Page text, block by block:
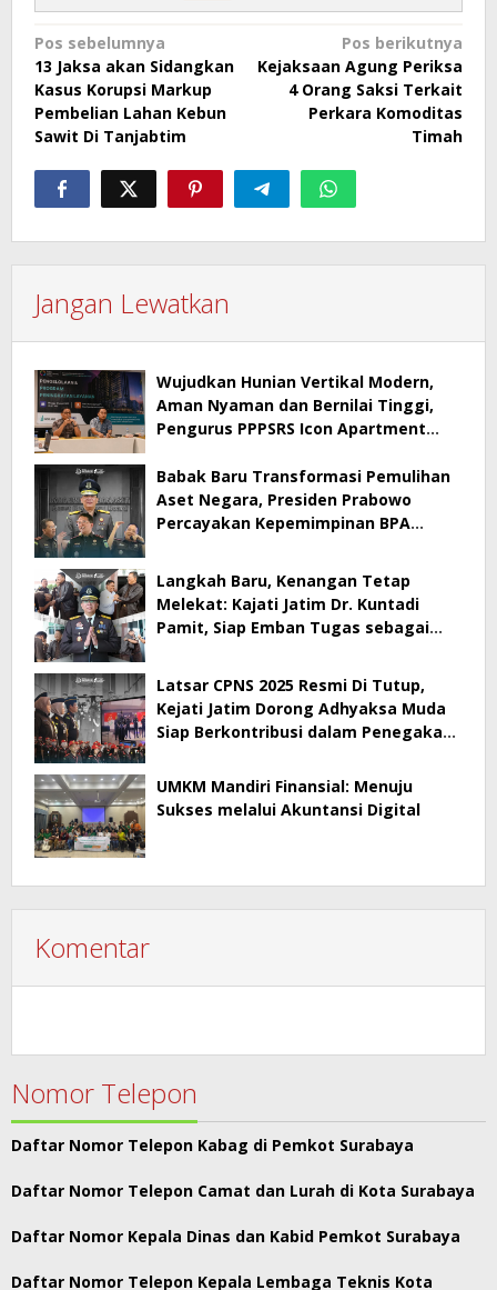
Navigasi
pos
Pos sebelumnya
13 Jaksa akan Sidangkan
Kasus Korupsi Markup
Pembelian Lahan Kebun
Sawit Di Tanjabtim
Pos berikutnya
Kejaksaan Agung Periksa
4 Orang Saksi Terkait
Perkara Komoditas
Timah
Jangan Lewatkan
Wujudkan Hunian Vertikal Modern,
Aman Nyaman dan Bernilai Tinggi,
Pengurus PPPSRS Icon Apartment
Apps
Babak Baru Transformasi Pemulihan
Aset Negara, Presiden Prabowo
Percayakan Kepemimpinan BPA
Langkah Baru, Kenangan Tetap
Melekat: Kajati Jatim Dr. Kuntadi
Pamit, Siap Emban Tugas sebagai
Latsar CPNS 2025 Resmi Di Tutup,
Kejati Jatim Dorong Adhyaksa Muda
Siap Berkontribusi dalam Penegakan
UMKM Mandiri Finansial: Menuju
Sukses melalui Akuntansi Digital
Komentar
Nomor Telepon
Daftar Nomor Telepon Kabag di Pemkot Surabaya
Daftar Nomor Telepon Camat dan Lurah di Kota Surabaya
Daftar Nomor Kepala Dinas dan Kabid Pemkot Surabaya
Daftar Nomor Telepon Kepala Lembaga Teknis Kota